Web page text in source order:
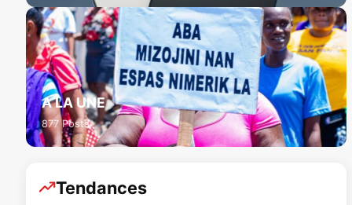
A LA UNE
877 Posts
Tendances